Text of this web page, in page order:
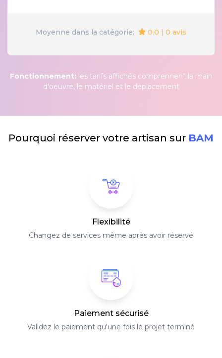
Moyenne dans la catégorie: 0.0 | 0 avis
Fonctionnement: les tarifs affichés comprennent la main
d'oeuvre, le matériel et le déplacement
Pourquoi réserver votre artisan sur BAM
Flexibilité
Changez de services même après avoir réservé
Paiement sécurisé
Validez le paiement qu'une fois le projet terminé